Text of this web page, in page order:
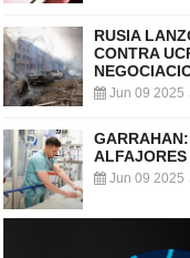
RUSIA
CONTRA
Jun 09 2025
ALFAJORES
Jun 09 2025